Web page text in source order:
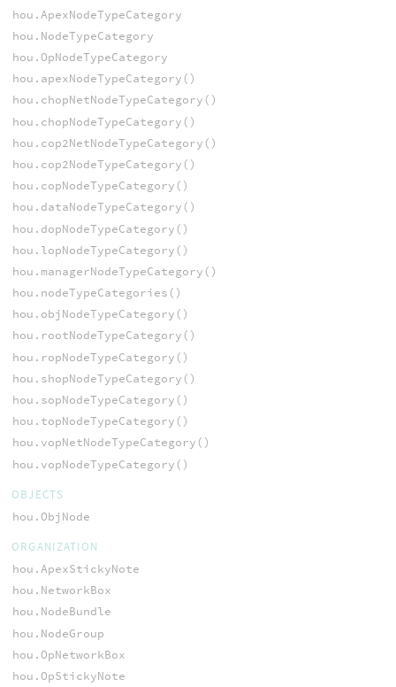
hou.ApexNodeTypeCategory
hou.NodeTypeCategory
hou.OpNodeTypeCategory
hou.apexNodeTypeCategory()
hou.chopNetNodeTypeCategory()
hou.chopNodeTypeCategory()
hou.cop2NetNodeTypeCategory()
hou.cop2NodeTypeCategory()
hou.copNodeTypeCategory()
hou.dataNodeTypeCategory()
hou.dopNodeTypeCategory()
hou.lopNodeTypeCategory()
hou.managerNodeTypeCategory()
hou.nodeTypeCategories()
hou.objNodeTypeCategory()
hou.rootNodeTypeCategory()
hou.ropNodeTypeCategory()
hou.shopNodeTypeCategory()
hou.sopNodeTypeCategory()
hou.topNodeTypeCategory()
hou.vopNetNodeTypeCategory()
hou.vopNodeTypeCategory()
OBJECTS
hou.ObjNode
ORGANIZATION
hou.ApexStickyNote
hou.NetworkBox
hou.NodeBundle
hou.NodeGroup
hou.OpNetworkBox
hou.OpStickyNote